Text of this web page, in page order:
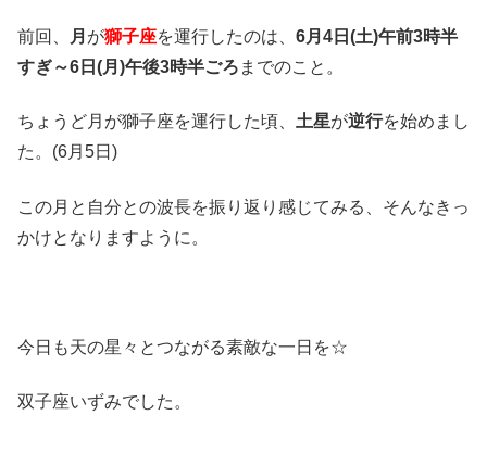
前回、 月 が獅子座を運行したのは、 6月4日(土)午前3時半
すぎ～6日(月)午後3時半ごろ までのこと。
ちょうど月が獅子座を運行した頃、 土星が逆行を始めまし
た。(6月5日)
この月と自分との波長を振り返り感じてみる、そんなきっ
かけとなりますように。
今日も天の星々とつながる素敵な一日を☆
双子座いずみでした。